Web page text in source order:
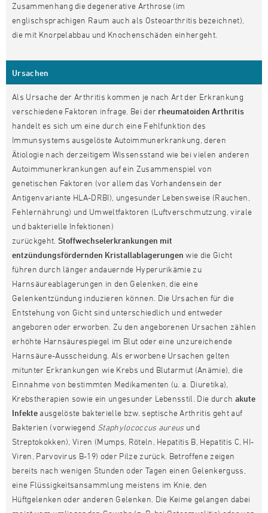
Zusammenhang die degenerative Arthrose (im
englischsprachigen Raum auch als Osteoarthritis bezeichnet),
die mit Knorpelabbau und Knochenschäden einhergeht.
Ursachen
Als Ursache der Arthritis kommen je nach Art der Erkrankung
verschiedene Faktoren infrage. Bei der rheumatoiden Arthritis
handelt es sich um eine durch eine Fehlfunktion des
Immunsystems ausgelöste Autoimmunerkrankung, deren
Ätiologie nach derzeitigem Wissensstand wie bei vielen anderen
Autoimmunerkrankungen auf ein Zusammenspiel von
genetischen Faktoren (vor allem das Vorhandensein der
Antigenvariante HLA-DRBI), ungesunder Lebensweise (Rauchen,
Fehlernährung) und Umweltfaktoren (Luftverschmutzung, virale
und bakterielle Infektionen)
zurückgeht. Stoffwechselerkrankungen mit
entzündungsfördernden Kristallablagerungen wie die Gicht
führen durch länger andauernde Hyperurikämie zu
Harnsäureablagerungen in den Gelenken, die eine
Gelenkentzündung induzieren können. Die Ursachen für die
Entstehung von Gicht sind unterschiedlich und entweder
angeboren oder erworben. Zu den angeborenen Ursachen zählen
erhöhte Harnsäurespiegel im Blut oder eine unzureichende
Harnsäure-Ausscheidung. Als erworbene Ursachen gelten
mitunter Erkrankungen wie Krebs und Blutarmut (Anämie), die
Einnahme von bestimmten Medikamenten (u. a. Diuretika),
Krebstherapien sowie ein ungesunder Lebensstil. Die durch akute
Infekte ausgelöste bakterielle bzw. septische Arthritis geht auf
Bakterien (vorwiegend Staphylococcus aureus und
Streptokokken), Viren (Mumps, Röteln, Hepatitis B, Hepatitis C, HI-
Viren, Parvovirus B-19) oder Pilze zurück. Betroffene zeigen
bereits nach wenigen Stunden oder Tagen einen Gelenkerguss,
eine Flüssigkeitsansammlung meistens im Knie, den
Hüftgelenken oder anderen Gelenken. Die Keime gelangen dabei